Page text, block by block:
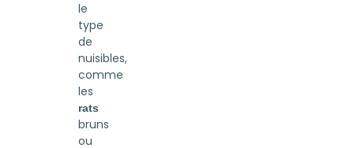
le
type
de
nuisibles,
comme
les
rats
bruns
ou